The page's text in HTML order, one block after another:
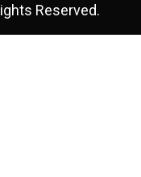
Reserved.